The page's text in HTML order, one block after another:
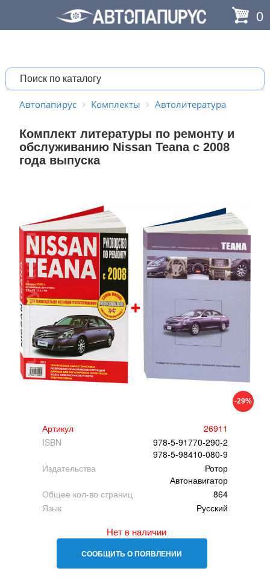
0
Автопапирус Комплекты Автолитература
Комплект литературы по ремонту и
обслуживанию Nissan Teana с 2008
года выпуска
-29%
Артикул
26911
ISBN
978-5-91770-290-2
978-5-98410-080-9
Издательства
Ротор
Автонавигатор
Общее кол-во страниц
864
Язык
Русский
Нет в наличии
СООБЩИТЬ О ПОЯВЛЕНИИ